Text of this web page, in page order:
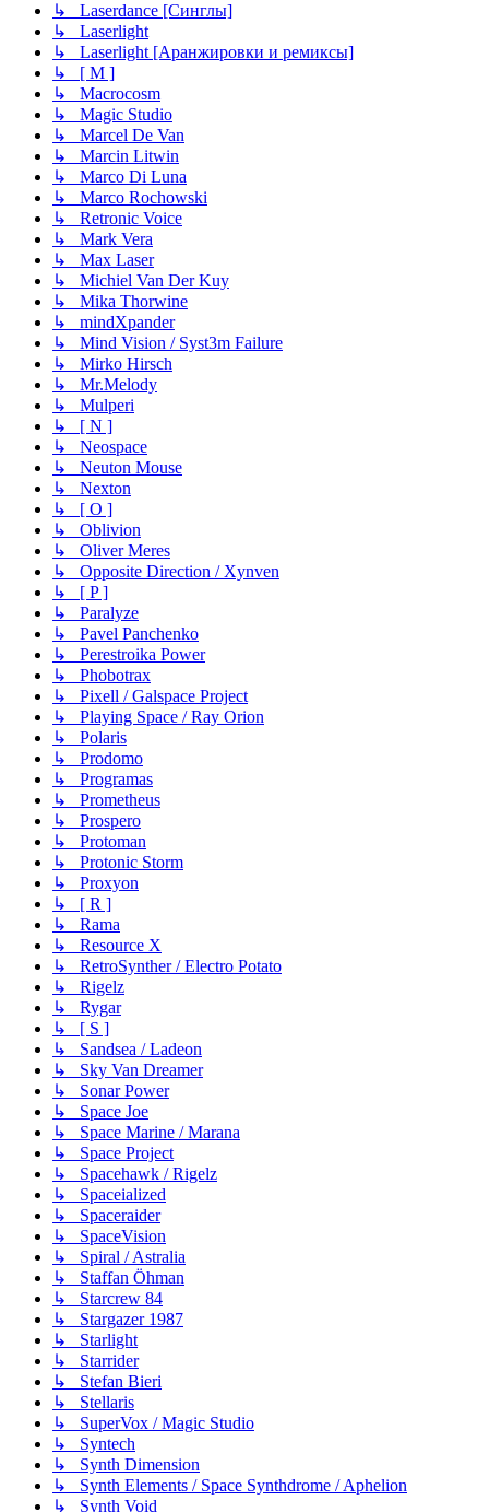
↳ Laserdance [Синглы]
↳ Laserlight
↳ Laserlight [Аранжировки и ремиксы]
↳ [ M ]
↳ Macrocosm
↳ Magic Studio
↳ Marcel De Van
↳ Marcin Litwin
↳ Marco Di Luna
↳ Marco Rochowski
↳ Retronic Voice
↳ Mark Vera
↳ Max Laser
↳ Michiel Van Der Kuy
↳ Mika Thorwine
↳ mindXpander
↳ Mind Vision / Syst3m Failure
↳ Mirko Hirsch
↳ Mr.Melody
↳ Mulperi
↳ [ N ]
↳ Neospace
↳ Neuton Mouse
↳ Nexton
↳ [ O ]
↳ Oblivion
↳ Oliver Meres
↳ Opposite Direction / Xynven
↳ [ P ]
↳ Paralyze
↳ Pavel Panchenko
↳ Perestroika Power
↳ Phobotrax
↳ Pixell / Galspace Project
↳ Playing Space / Ray Orion
↳ Polaris
↳ Prodomo
↳ Programas
↳ Prometheus
↳ Prospero
↳ Protoman
↳ Protonic Storm
↳ Proxyon
↳ [ R ]
↳ Rama
↳ Resource X
↳ RetroSynther / Electro Potato
↳ Rigelz
↳ Rygar
↳ [ S ]
↳ Sandsea / Ladeon
↳ Sky Van Dreamer
↳ Sonar Power
↳ Space Joe
↳ Space Marine / Marana
↳ Space Project
↳ Spacehawk / Rigelz
↳ Spaceialized
↳ Spaceraider
↳ SpaceVision
↳ Spiral / Astralia
↳ Staffan Öhman
↳ Starcrew 84
↳ Stargazer 1987
↳ Starlight
↳ Starrider
↳ Stefan Bieri
↳ Stellaris
↳ SuperVox / Magic Studio
↳ Syntech
↳ Synth Dimension
↳ Synth Elements / Space Synthdrome / Aphelion
↳ Synth Void